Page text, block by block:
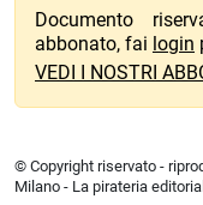
Documento
abbonato, fai login
VEDI I NOSTRI
© Copyright riservato -
Milano - La pirateria